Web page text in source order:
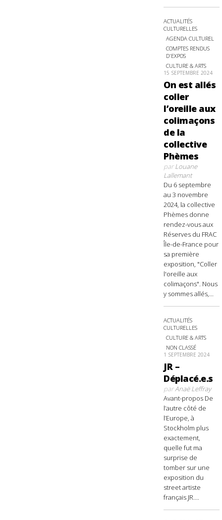
ACTUALITÉS
CULTURELLES
AGENDA CULTUREL
COMPTES RENDUS
D'EXPOS
CULTURE & ARTS
15 SEPTEMBRE 2024
On est allés
coller
l’oreille aux
colimaçons
de la
collective
Phèmes
parLouane
Lallemant
Du 6 septembre
au 3 novembre
2024, la collective
Phèmes donne
rendez-vous aux
Réserves du FRAC
Île-de-France pour
sa première
exposition, "Coller
l'oreille aux
colimaçons". Nous
y sommes allés,...
ACTUALITÉS
CULTURELLES
CULTURE & ARTS
NON CLASSÉ
1 SEPTEMBRE 2024
JR –
Déplacé.e.s
parAnaë Leffray
Avant-propos De
l’autre côté de
l’Europe, à
Stockholm plus
exactement,
quelle fut ma
surprise de
tomber sur une
exposition du
street artiste
français JR....